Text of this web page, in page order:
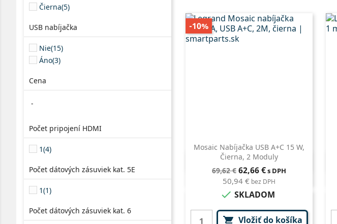
Čierna(5)
USB nabíjačka
Nie(15)
Áno(3)
Cena
-
Počet pripojení HDMI
1(4)
Počet dátových zásuviek kat. 5E
1(1)
Počet dátových zásuviek kat. 6
Mosaic Nabíjačka USB A+C 15 W,
Čierna, 2 Moduly
Bežná
cena
69,62 € Cena
62,66 €s DPH
50,94 € bez DPH
 SKLADOM
 Vložiť do košíka
-10%
Rýchly náhľad